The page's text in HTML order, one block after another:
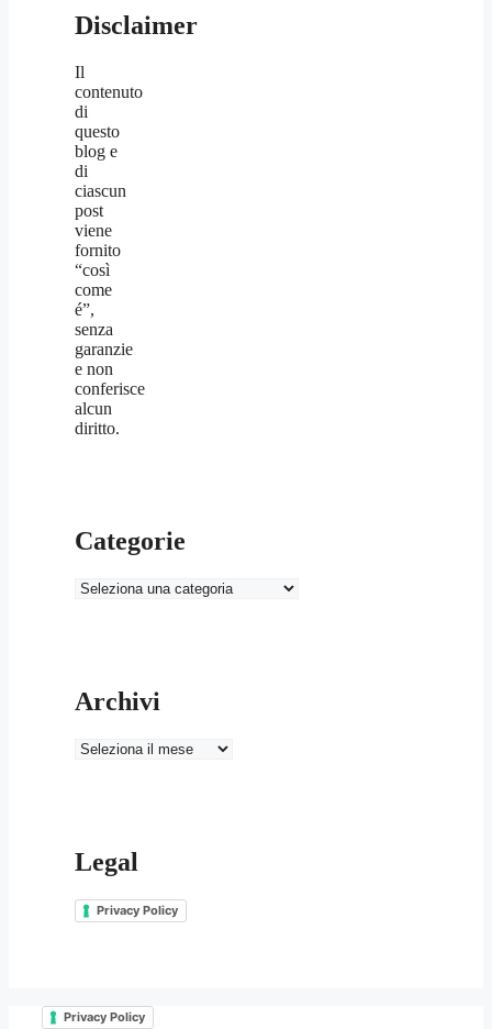
Disclaimer
Il
contenuto
di
questo
blog e
di
ciascun
post
viene
fornito
“così
come
é”,
senza
garanzie
e non
conferisce
alcun
diritto.
Categorie
Categorie
Archivi
Archivi
Legal
Privacy Policy
Privacy Policy